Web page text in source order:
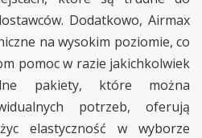
Dodatkowo, Airmax
na wysokim poziomie, co
pomoc w razie jakichkolwiek
pakiety, które można
potrzeb, oferują
elastyczność w wyborze